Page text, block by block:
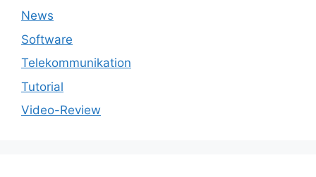
News
Software
Telekommunikation
Tutorial
Video-Review